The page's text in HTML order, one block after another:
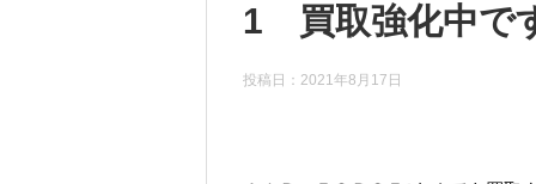
1 買取強化中で
投稿日： 2021年8月17日